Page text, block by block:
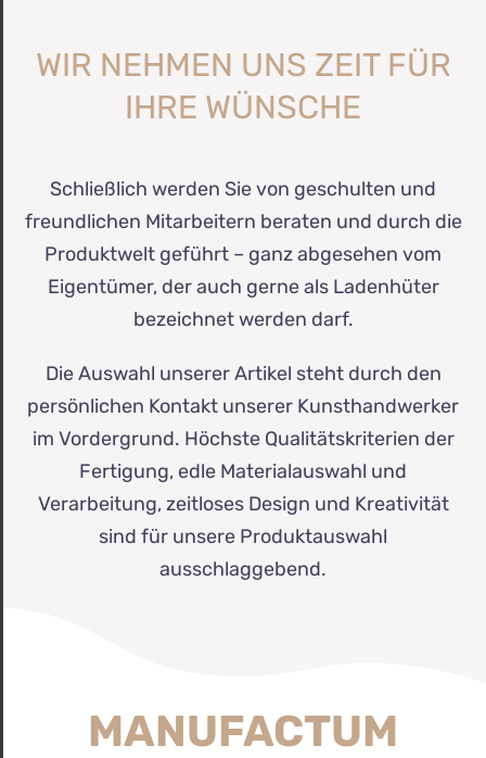
WIR NEHMEN UNS ZEIT FÜR
IHRE WÜNSCHE
Schließlich werden Sie von geschulten und
freundlichen Mitarbeitern beraten und durch die
Produktwelt geführt – ganz abgesehen vom
Eigentümer, der auch gerne als Ladenhüter
bezeichnet werden darf.
Die Auswahl unserer Artikel steht durch den
persönlichen Kontakt unserer Kunsthandwerker
im Vordergrund. Höchste Qualitätskriterien der
Fertigung, edle Materialauswahl und
Verarbeitung, zeitloses Design und Kreativität
sind für unsere Produktauswahl
ausschlaggebend.
MANUFACTUM